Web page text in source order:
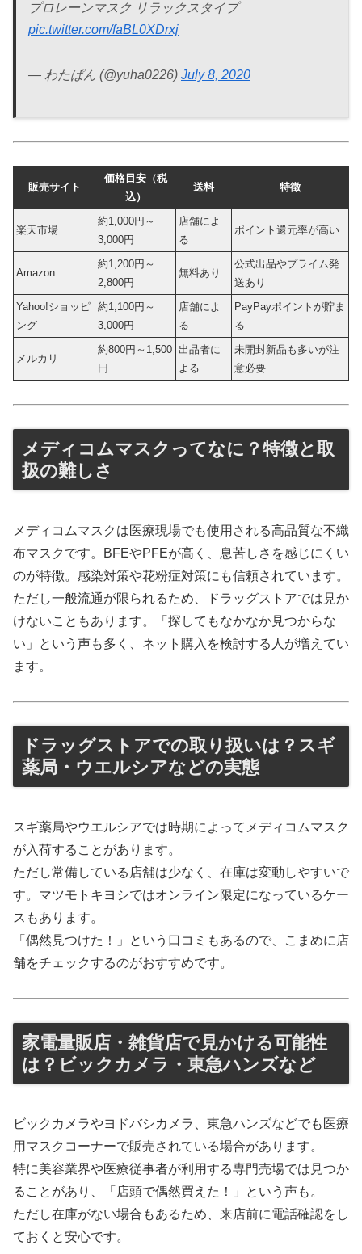
プロレーンマスク リラックスタイプ
pic.twitter.com/faBL0XDrxj
— わたぱん (@yuha0226) July 8, 2020
販売サイト
価格目安（税
込）
送料 特徴
楽天市場
約1,000円～
3,000円
店舗によ
る
ポイント還元率が高い
Amazon
約1,200円～
2,800円
無料あり
公式出品やプライム発
送あり
Yahoo!ショッピ
ング
約1,100円～
3,000円
店舗によ
る
PayPayポイントが貯ま
る
メルカリ
約800円～1,500
円
出品者に
よる
未開封新品も多いが注
意必要
メディコムマスクってなに？特徴と取
扱の難しさ
メディコムマスクは医療現場でも使用される高品質な不織
布マスクです。BFEやPFEが高く、息苦しさを感じにくい
のが特徴。感染対策や花粉症対策にも信頼されています。
ただし一般流通が限られるため、ドラッグストアでは見か
けないこともあります。「探してもなかなか見つからな
い」という声も多く、ネット購入を検討する人が増えてい
ます。
ドラッグストアでの取り扱いは？スギ
薬局・ウエルシアなどの実態
スギ薬局やウエルシアでは時期によってメディコムマスク
が入荷することがあります。
ただし常備している店舗は少なく、在庫は変動しやすいで
す。マツモトキヨシではオンライン限定になっているケー
スもあります。
「偶然見つけた！」という口コミもあるので、こまめに店
舗をチェックするのがおすすめです。
家電量販店・雑貨店で見かける可能性
は？ビックカメラ・東急ハンズなど
ビックカメラやヨドバシカメラ、東急ハンズなどでも医療
用マスクコーナーで販売されている場合があります。
特に美容業界や医療従事者が利用する専門売場では見つか
ることがあり、「店頭で偶然買えた！」という声も。
ただし在庫がない場合もあるため、来店前に電話確認をし
ておくと安心です。